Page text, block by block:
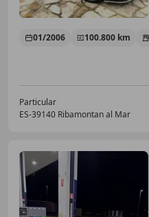
01/2006 100.800 km
Particular
ES-39140 Ribamontan al Mar